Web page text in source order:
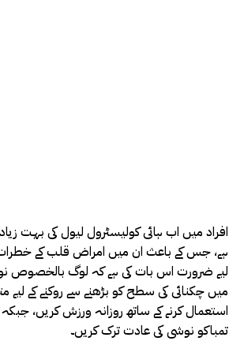
افراد میں اب ہائی کولیسٹرول لیول کی بہت
ہے، جس کے باعث ان میں امراض قلب کے
لیے ضرورت اس بات کی ہے کہ لوگ بالخصوص
میں چکنائی کی سطح کو بڑھنے سے روکنے کے لیے
استعمال کرنے کے ساتھ روزانہ ورزش کریں، جبکہ
تمباکو نوشی کی عادت ترک کریں۔